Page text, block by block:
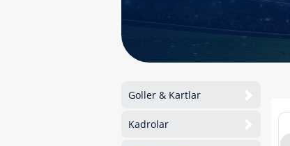
Goller & Kartlar
Kadrolar